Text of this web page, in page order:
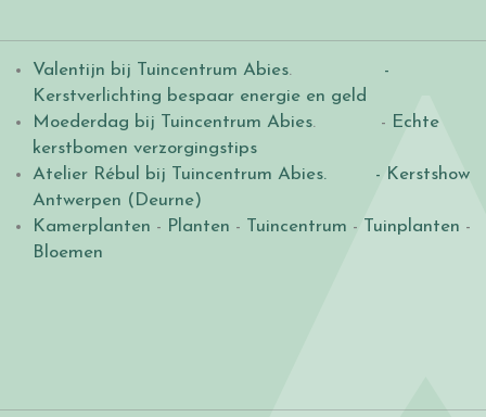
Valentijn bij Tuincentrum Abies.
-
Kerstverlichting bespaar energie en geld
Moederdag bij Tuincentrum Abies. - Echte
kerstbomen verzorgingstips
Atelier Rébul bij Tuincentrum Abies.
- Kerstshow
Antwerpen (Deurne)
Kamerplanten - Planten - Tuincentrum - Tuinplanten -
Bloemen